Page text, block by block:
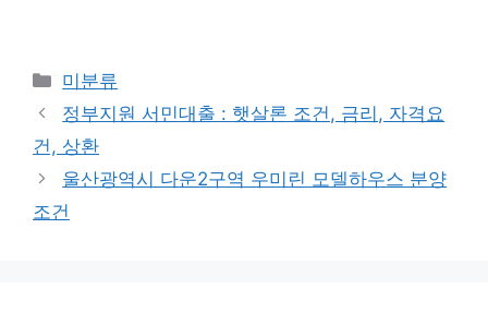
Categories
미분류
정부지원 서민대출 : 햇살론 조건, 금리, 자격요
건, 상환
울산광역시 다운2구역 우미린 모델하우스 분양
조건